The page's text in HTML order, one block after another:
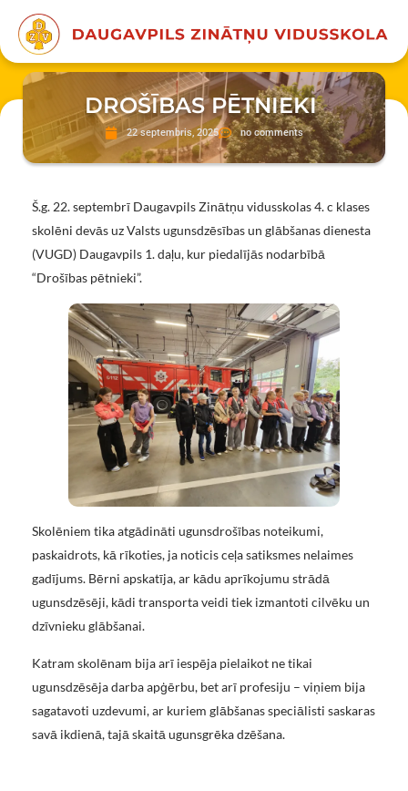
DROŠĪBAS PĒTNIEKI
22 septembris, 2025 no comments
Š.g. 22. septembrī Daugavpils Zinātņu vidusskolas 4. c klases
skolēni devās uz Valsts ugunsdzēsības un glābšanas dienesta
(VUGD) Daugavpils 1. daļu, kur piedalījās nodarbībā
“Drošības pētnieki”.
Skolēniem tika atgādināti ugunsdrošības noteikumi,
paskaidrots, kā rīkoties, ja noticis ceļa satiksmes nelaimes
gadījums. Bērni apskatīja, ar kādu aprīkojumu strādā
ugunsdzēsēji, kādi transporta veidi tiek izmantoti cilvēku un
dzīvnieku glābšanai.
Katram skolēnam bija arī iespēja pielaikot ne tikai
ugunsdzēsēja darba apģērbu, bet arī profesiju – viņiem bija
sagatavoti uzdevumi, ar kuriem glābšanas speciālisti saskaras
savā ikdienā, tajā skaitā ugunsgrēka dzēšana.